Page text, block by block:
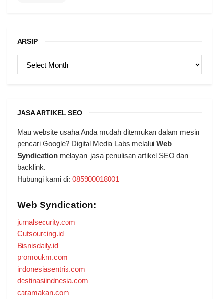
ARSIP
JASA ARTIKEL SEO
Mau website usaha Anda mudah ditemukan dalam mesin
pencari Google? Digital Media Labs melalui Web
Syndication melayani jasa penulisan artikel SEO dan
backlink.
Hubungi kami di: 085900018001
Web Syndication:
jurnalsecurity.com
Outsourcing.id
Bisnisdaily.id
promoukm.com
indonesiasentris.com
destinasiindnesia.com
caramakan.com